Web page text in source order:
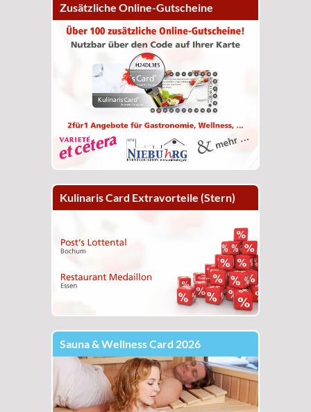
Zusätzliche Online-Gutscheine
Kulinaris Card Extravorteile (Stern)
Sauna & Wellness Card 2026